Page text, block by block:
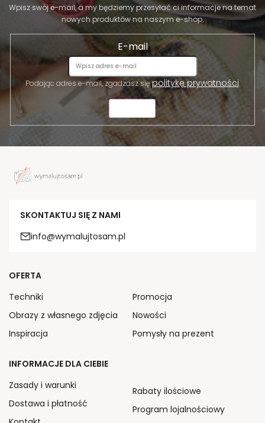
Wpisz swój e-mail, a my będziemy przesyłać ci informacje na temat
nowych produktów na naszym e-shop.
E-mail
Podając adres e-mail, zgadzasz siępolitykę prywatności.
SKONTAKTUJ SIĘ Z NAMI
info@wymalujtosam.pl
OFERTA
Techniki
Obrazy z własnego zdjęcia
Inspiracja
Promocja
Nowości
Pomysły na prezent
INFORMACJE DLA CIEBIE
Zasady i warunki
Dostawa i płatność
Rabaty ilościowe
Program lojalnościowy